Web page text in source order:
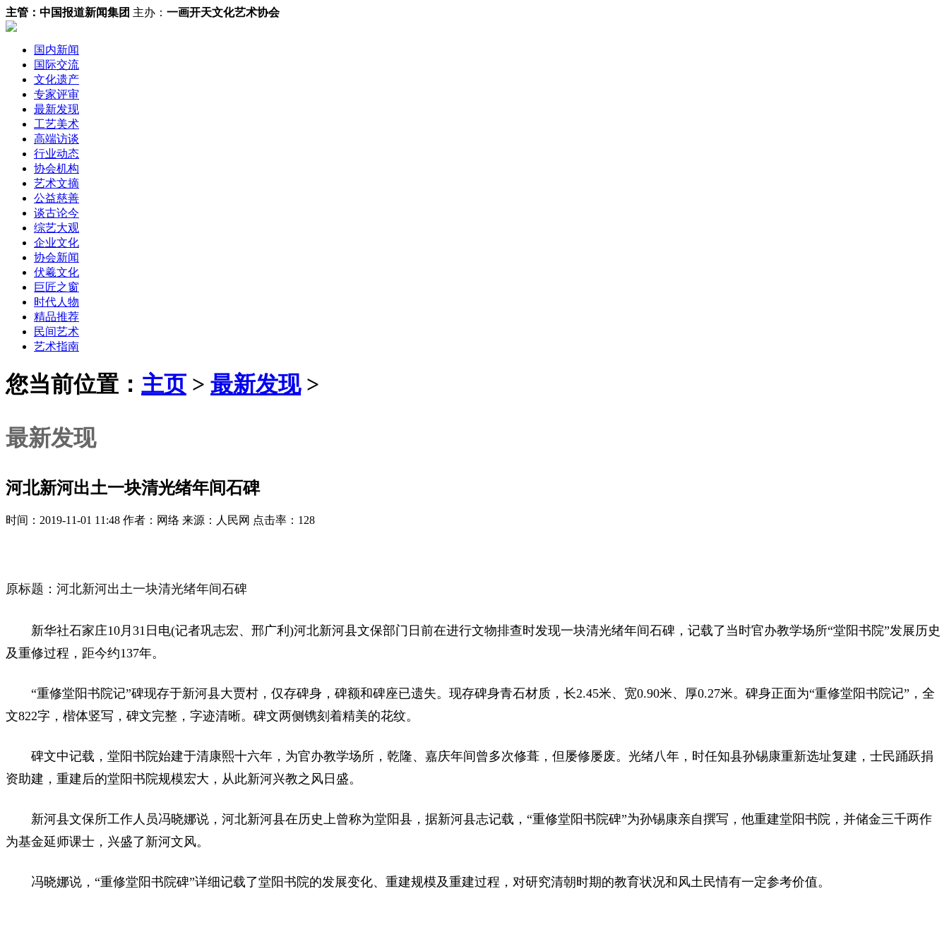
主管： 中国报道新闻集团 主办： 一画开天文化艺术协会
国内新闻
国际交流
文化遗产
专家评审
最新发现
工艺美术
高端访谈
行业动态
协会机构
艺术文摘
公益慈善
谈古论今
综艺大观
企业文化
协会新闻
伏羲文化
巨匠之窗
时代人物
精品推荐
民间艺术
艺术指南
您当前位置： 主页 > 最新发现>
最新发现
河北新河出土一块清光绪年间石碑
时间：2019-11-01 11:48 作者：网络 来源：人民网 点击率：128
原标题：河北新河出土一块清光绪年间石碑
新华社石家庄10月31日电(记者巩志宏、邢广利)河北新河县文保部门日前在进行文物排查时发现一块清光绪年间石碑，记载了当时官办教学场所“堂阳书院”发展历史
及重修过程，距今约137年。
“重修堂阳书院记”碑现存于新河县大贾村，仅存碑身，碑额和碑座已遗失。现存碑身青石材质，长2.45米、宽0.90米、厚0.27米。碑身正面为“重修堂阳书院记”，全
文822字，楷体竖写，碑文完整，字迹清晰。碑文两侧镌刻着精美的花纹。
碑文中记载，堂阳书院始建于清康熙十六年，为官办教学场所，乾隆、嘉庆年间曾多次修葺，但屡修屡废。光绪八年，时任知县孙锡康重新选址复建，士民踊跃捐
资助建，重建后的堂阳书院规模宏大，从此新河兴教之风日盛。
新河县文保所工作人员冯晓娜说，河北新河县在历史上曾称为堂阳县，据新河县志记载，“重修堂阳书院碑”为孙锡康亲自撰写，他重建堂阳书院，并储金三千两作
为基金延师课士，兴盛了新河文风。
冯晓娜说，“重修堂阳书院碑”详细记载了堂阳书院的发展变化、重建规模及重建过程，对研究清朝时期的教育状况和风土民情有一定参考价值。